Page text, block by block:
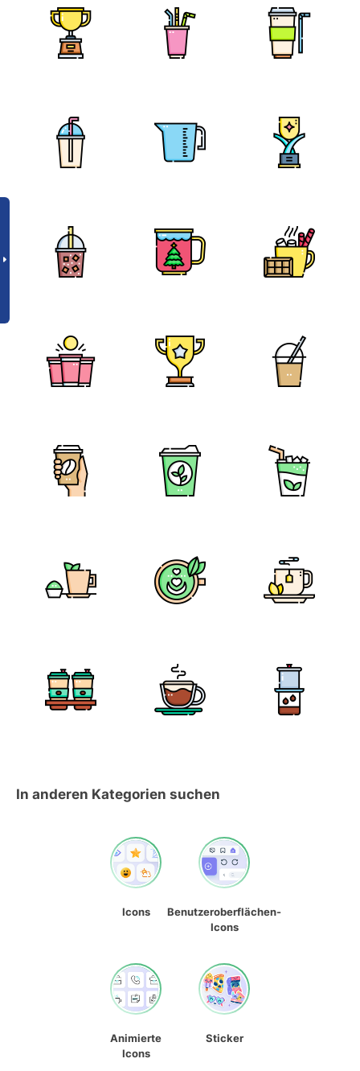
In anderen Kategorien suchen
Icons
Benutzeroberflächen-
Icons
Animierte
Icons
Sticker